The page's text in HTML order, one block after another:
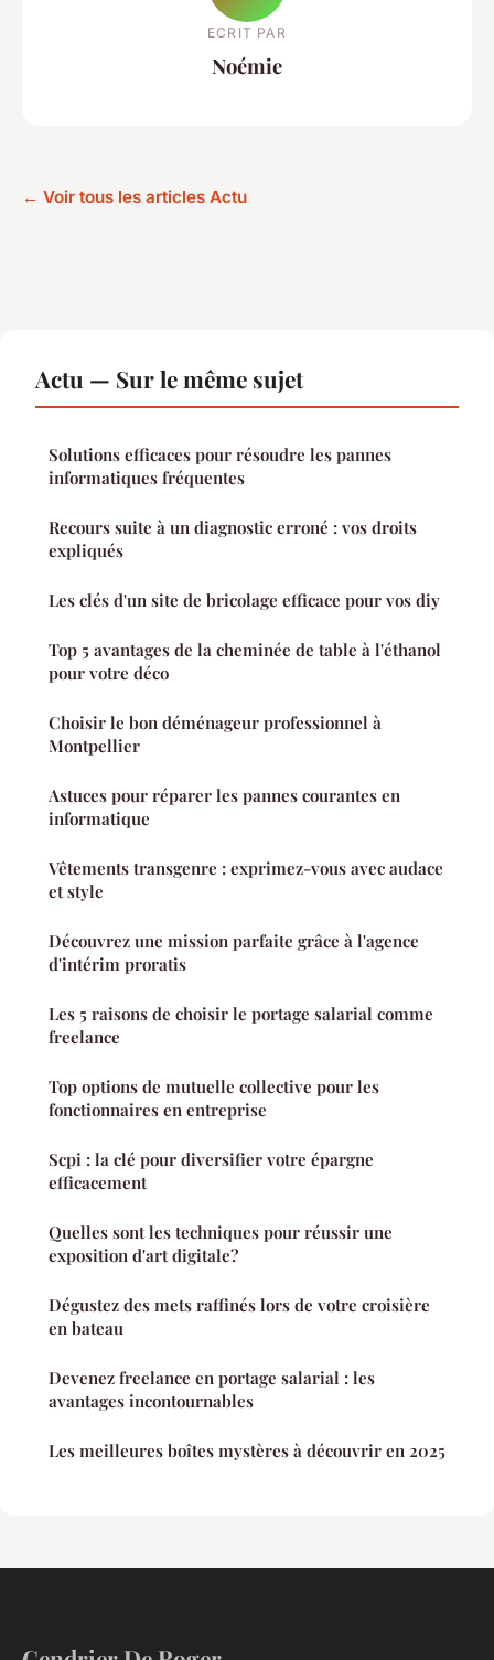
ECRIT PAR
Noémie
← Voir tous les articles Actu
Actu — Sur le même sujet
Solutions efficaces pour résoudre les pannes
informatiques fréquentes
Recours suite à un diagnostic erroné : vos droits
expliqués
Les clés d'un site de bricolage efficace pour vos diy
Top 5 avantages de la cheminée de table à l'éthanol
pour votre déco
Choisir le bon déménageur professionnel à
Montpellier
Astuces pour réparer les pannes courantes en
informatique
Vêtements transgenre : exprimez-vous avec audace
et style
Découvrez une mission parfaite grâce à l'agence
d'intérim proratis
Les 5 raisons de choisir le portage salarial comme
freelance
Top options de mutuelle collective pour les
fonctionnaires en entreprise
Scpi : la clé pour diversifier votre épargne
efficacement
Quelles sont les techniques pour réussir une
exposition d'art digitale?
Dégustez des mets raffinés lors de votre croisière
en bateau
Devenez freelance en portage salarial : les
avantages incontournables
Les meilleures boîtes mystères à découvrir en 2025